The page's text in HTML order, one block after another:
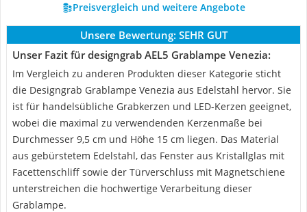
Preisvergleich und weitere Angebote
Unsere Bewertung: SEHR GUT
Unser Fazit für designgrab AEL5 Grablampe Venezia:
Im Vergleich zu anderen Produkten dieser Kategorie sticht
die Designgrab Grablampe Venezia aus Edelstahl hervor. Sie
ist für handelsübliche Grabkerzen und LED-Kerzen geeignet,
wobei die maximal zu verwendenden Kerzenmaße bei
Durchmesser 9,5 cm und Höhe 15 cm liegen. Das Material
aus gebürstetem Edelstahl, das Fenster aus Kristallglas mit
Facettenschliff sowie der Türverschluss mit Magnetschiene
unterstreichen die hochwertige Verarbeitung dieser
Grablampe.